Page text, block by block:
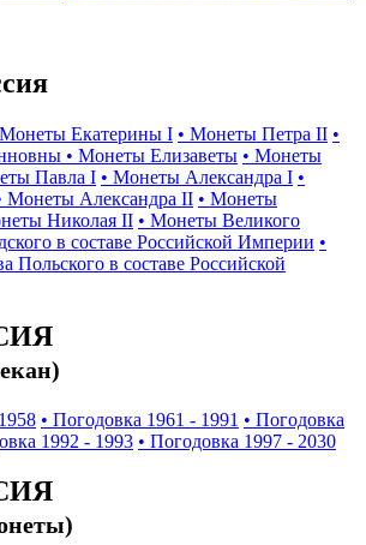
Монеты Екатерины I • Монеты Петра II •
• Монеты Елизаветы • Монеты
Павла I • Монеты Александра I •
Монеты Александра II • Монеты
Николая II • Монеты Великого
в составе Российской Империи •
Польского в составе Российской
• Погодовка 1961 - 1991 • Погодовка
1992 - 1993 • Погодовка 1997 - 2030